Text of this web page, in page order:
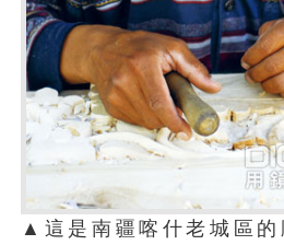
▲這是南疆喀什老城區的